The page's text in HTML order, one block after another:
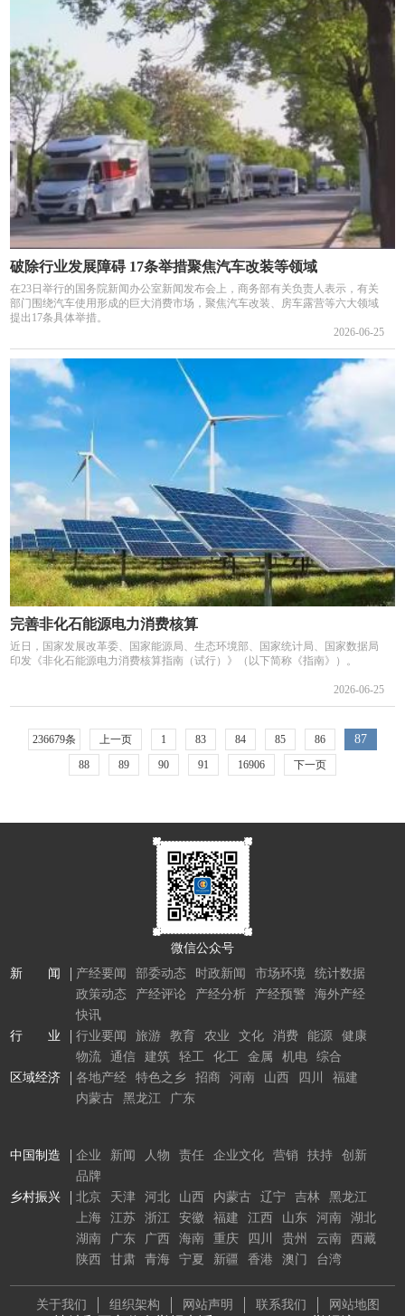
破除行业发展障碍 17条举措聚焦汽车改装等领域
在23日举行的国务院新闻办公室新闻发布会上，商务部有关负责人表示，有关
部门围绕汽车使用形成的巨大消费市场，聚焦汽车改装、房车露营等六大领域
提出17条具体举措。
2026-06-25
完善非化石能源电力消费核算
近日，国家发展改革委、国家能源局、生态环境部、国家统计局、国家数据局
印发《非化石能源电力消费核算指南（试行）》（以下简称《指南》）。
2026-06-25
236679条 上一页 1 83 84 85 86 87
88 89 90 91 16906 下一页
微信公众号
新 闻
产经要闻 部委动态 时政新闻 市场环境
统计数据
政策动态
产经评论 产经分析 产经预警
海外产经
快讯
行 业
行业要闻 旅游 教育 农业 文化 消费 能源
健康
物流
通信 建筑 轻工 化工 金属 机电
综合
区域经济
各地产经 特色之乡 招商 河南 山西 四川
福建
内蒙古
黑龙江 广东
中国制造 企业 新闻 人物 责任 企业文化 营销 扶持
创新
品牌
乡村振兴
北京 天津 河北 山西 内蒙古 辽宁 吉林
黑龙江
上海
江苏 浙江 安徽 福建 江西 山东 河南
湖北
湖南
广东 广西 海南 重庆 四川 贵州 云南
西藏
陕西
甘肃 青海 宁夏 新疆 香港 澳门 台湾
关于我们 组织架构 网站声明 联系我们 网站地图